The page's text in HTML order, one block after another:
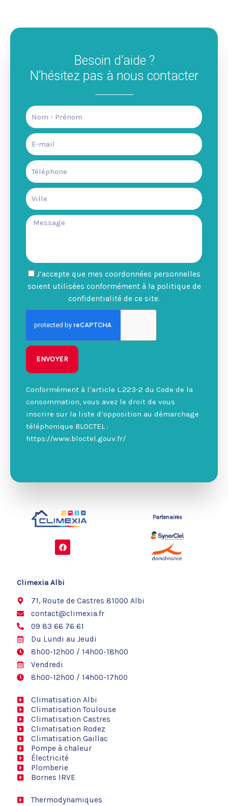
Besoin d‘aide ?
N’hésitez pas à nous contacter
J’accepte que mes coordonnées personnelles
soient utilisées conformément à la politique de
confidentialité de ce site.
ENVOYER
Conformément à l’article L.223-2 du Code de la
consommation, vous avez le droit de vous
inscrire sur la liste d’opposition au démarchage
téléphonique BLOCTEL :
https://www.bloctel.gouv.fr/
F
a
c
o
Partenaires
Climexia Albi
71, Route de Castres 81000 Albi
contact@climexia.fr
09 83 66 76 61
Du Lundi au Jeudi
8h00-12h00 / 14h00-18h00
Vendredi
8h00-12h00 / 14h00-17h00
Climatisation Albi
Climatisation Toulouse
Climatisation Castres
Climatisation Rodez
Climatisation Gaillac
Pompe à chaleur
Électricité
Plomberie
Bornes IRVE
Thermodynamiques